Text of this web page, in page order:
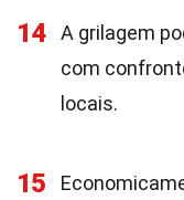
14
A grilagem
com
locais.
15